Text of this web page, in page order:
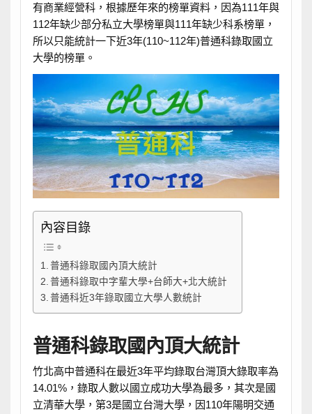
有商業經營科，根據歷年來的榜單資料，因為111年與
112年缺少部分私立大學榜單與111年缺少科系榜單，
所以只能統計一下近3年(110~112年)普通科錄取國立
大學的榜單。
內容目錄
普通科錄取國內頂大統計
普通科錄取中字輩大學+台師大+北大統計
普通科近3年錄取國立大學人數統計
普通科錄取國內頂大統計
竹北高中普通科在最近3年平均錄取台灣頂大錄取率為
14.01%，錄取人數以國立成功大學為最多，其次是國
立清華大學，第3是國立台灣大學，因110年陽明交通